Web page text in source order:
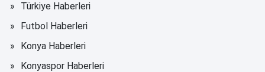
Türkiye Haberleri
Futbol Haberleri
Konya Haberleri
Konyaspor Haberleri